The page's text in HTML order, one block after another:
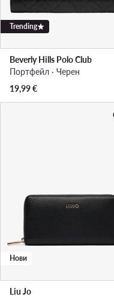
Trending
Beverly Hills Polo Club
Портфейл · Черен
19,99€
Нови
Liu Jo